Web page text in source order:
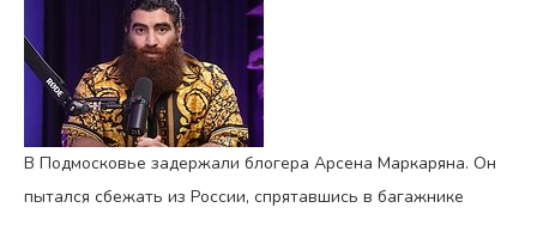
В Подмосковье задержали блогера Арсена Маркаряна. Он
пытался сбежать из России, спрятавшись в багажнике